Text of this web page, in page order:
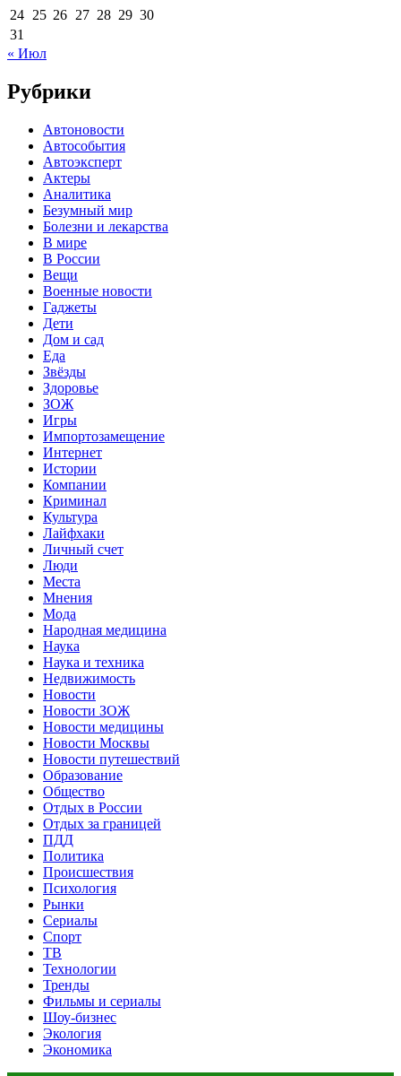
24 25 26 27 28 29 30
31
« Июл
Рубрики
Автоновости
Автособытия
Автоэксперт
Актеры
Аналитика
Безумный мир
Болезни и лекарства
В мире
В России
Вещи
Военные новости
Гаджеты
Дети
Дом и сад
Еда
Звёзды
Здоровье
ЗОЖ
Игры
Импортозамещение
Интернет
Истории
Компании
Криминал
Культура
Лайфхаки
Личный счет
Люди
Места
Мнения
Мода
Народная медицина
Наука
Наука и техника
Недвижимость
Новости
Новости ЗОЖ
Новости медицины
Новости Москвы
Новости путешествий
Образование
Общество
Отдых в России
Отдых за границей
ПДД
Политика
Происшествия
Психология
Рынки
Сериалы
Спорт
ТВ
Технологии
Тренды
Фильмы и сериалы
Шоу-бизнес
Экология
Экономика